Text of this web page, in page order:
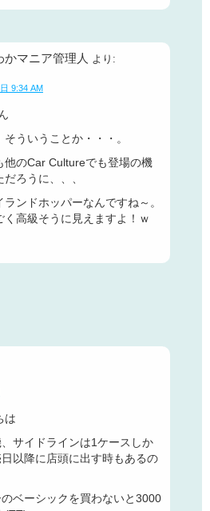
かマニア管理人 より:
9:34 AM
そういうことか・・・。
他のCar Cultureでも登場の機
ろうに、、、
ンドホッパーなんですね～。
く高級そうに見えますよ！ｗ
は
サイドラインは1ケースしか
以降に店頭に出す時もあるの
ベーシックを買わないと3000